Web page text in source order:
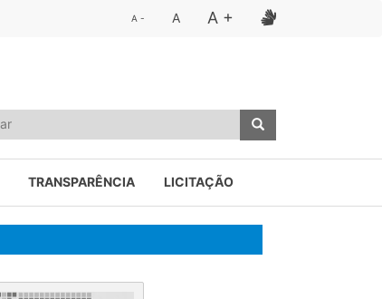
A - A A +
TRANSPARÊNCIA LICITAÇÃO